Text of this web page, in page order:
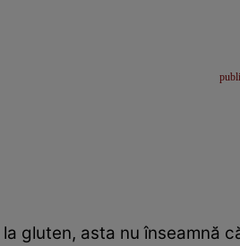
gluten, asta nu înseamnă